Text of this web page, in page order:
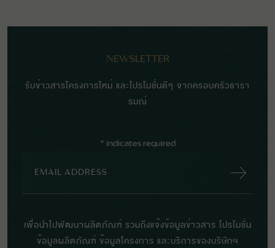
NEWSLETTER
รับข่าวสารโครงการใหม่ และโปรโมชั่นดีๆ จากครอบครัวธารา
รมณ์
* indicates required
เพื่อนำไปพัฒนาผลิตภัณฑ์ รวมถึงแจ้งข้อมูลข่าวสาร โปรโมชั่น
ข้อมูลผลิตภัณฑ์ ข้อมูลโครงการ และบริการของบริษัทฯ